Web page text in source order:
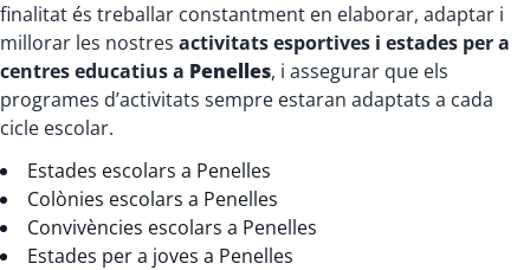
finalitat és treballar constantment en elaborar, adaptar i
millorar les nostres activitats esportives i estades per a
centres educatius a Penelles, i assegurar que els
programes d’activitats sempre estaran adaptats a cada
cicle escolar.
Estades escolars a Penelles
Colònies escolars a Penelles
Convivències escolars a Penelles
Estades per a joves a Penelles